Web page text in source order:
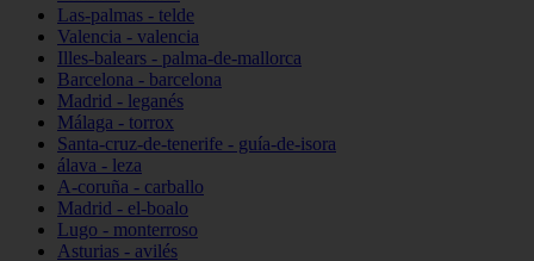
Las-palmas - telde
Valencia - valencia
Illes-balears - palma-de-mallorca
Barcelona - barcelona
Madrid - leganés
Málaga - torrox
Santa-cruz-de-tenerife - guía-de-isora
álava - leza
A-coruña - carballo
Madrid - el-boalo
Lugo - monterroso
Asturias - avilés